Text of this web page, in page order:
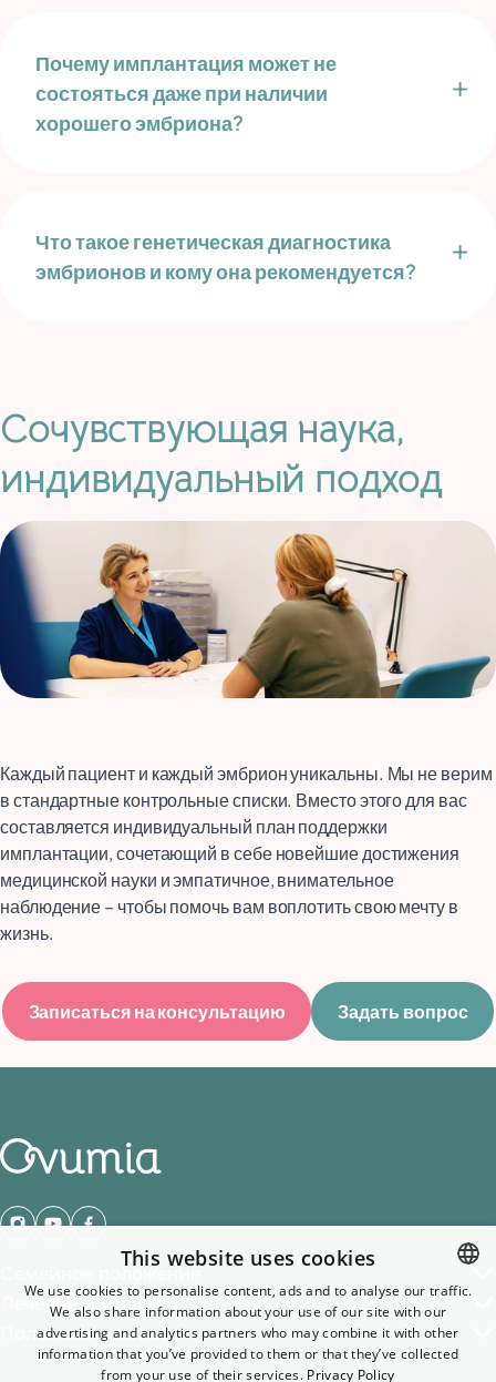
Почему имплантация может не
состояться даже при наличии
хорошего эмбриона?
Что такое генетическая диагностика
эмбрионов и кому она рекомендуется?
Сочувствующая наука,
индивидуальный подход
Каждый пациент и каждый эмбрион уникальны. Мы не верим
в стандартные контрольные списки. Вместо этого для вас
составляется индивидуальный план поддержки
имплантации, сочетающий в себе новейшие достижения
медицинской науки и эмпатичное, внимательное
наблюдение – чтобы помочь вам воплотить свою мечту в
жизнь.
Записаться на консультацию Задать вопрос
Семейное положение
Лечение и услуги
Полезные ссылки
ENGLISH
GERMAN
This website uses cookies
We use cookies to personalise content, ads and to analyse our traffic.
We also share information about your use of our site with our
advertising and analytics partners who may combine it with other
information that you’ve provided to them or that they’ve collected
from your use of their services. Privacy Policy